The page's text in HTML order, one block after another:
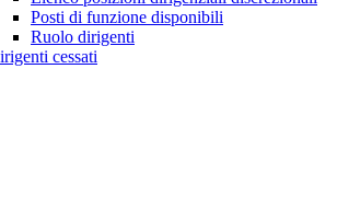
Posti di funzione disponibili
Ruolo dirigenti
cessati